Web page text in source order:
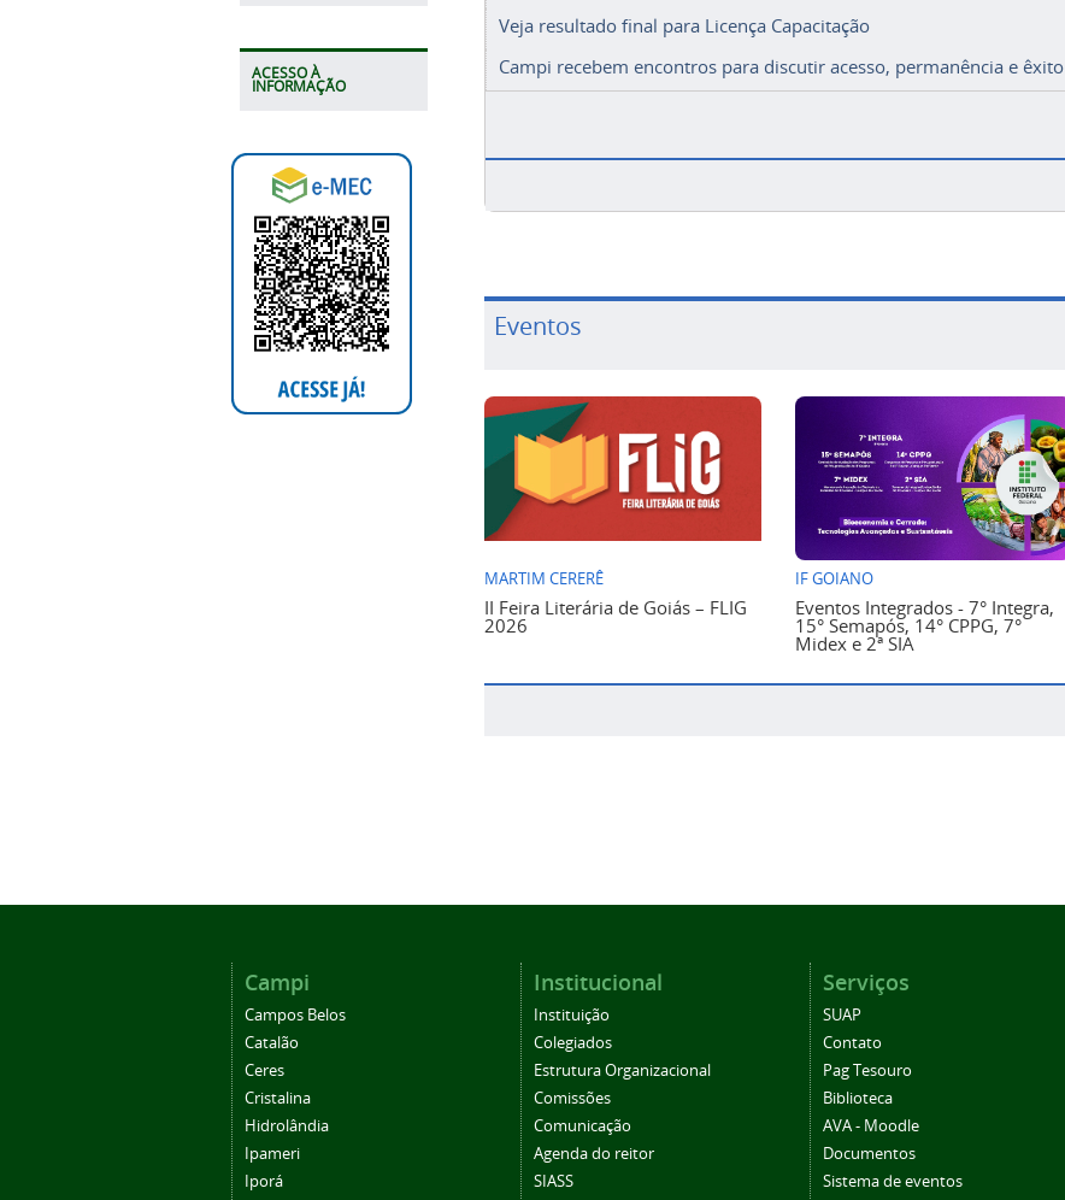
ACESSO À
INFORMAÇÃO
Veja resultado final para Licença Capacitação
Campi recebem encontros para discutir acesso, permanência e êxito
Eventos
MARTIM CERERÊ
II Feira Literária de Goiás – FLIG
2026
IF GOIANO
Eventos Integrados - 7° Integra,
15° Semapós, 14° CPPG, 7°
Midex e 2ª SIA
Campi
Campos Belos
Catalão
Ceres
Cristalina
Hidrolândia
Ipameri
Iporá
Institucional
Instituição
Colegiados
Estrutura Organizacional
Comissões
Comunicação
Agenda do reitor
SIASS
Serviços
SUAP
Contato
Pag Tesouro
Biblioteca
AVA - Moodle
Documentos
Sistema de eventos